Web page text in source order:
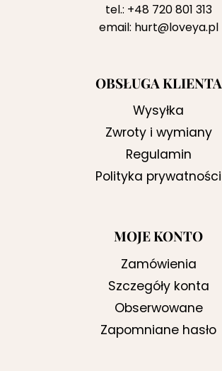
tel.: +48 720 801 313
email: hurt@loveya.pl
OBSŁUGA KLIENTA
Wysyłka
Zwroty i wymiany
Regulamin
Polityka prywatności
MOJE KONTO
Zamówienia
Szczegóły konta
Obserwowane
Zapomniane hasło